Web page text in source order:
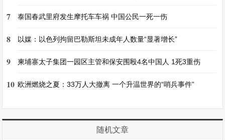
7 泰国春武里府发生摩托车车祸 中国公民一死一伤
8 以媒：以色列拘留巴勒斯坦未成年人数量“显著增长”
9 柬埔寨太子集团一园区主管和保安围殴4名中国人 1死3重伤
10 欧洲燃烧之夏：33万人大撤离 一个升温世界的“哨兵事件”
随机文章